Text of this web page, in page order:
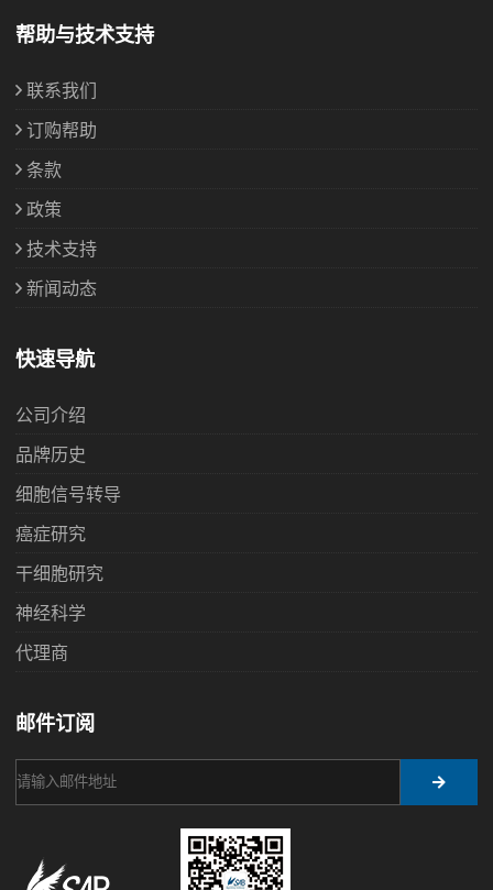
帮助与技术支持
联系我们
订购帮助
条款
政策
技术支持
新闻动态
快速导航
公司介绍
品牌历史
细胞信号转导
癌症研究
干细胞研究
神经科学
代理商
邮件订阅